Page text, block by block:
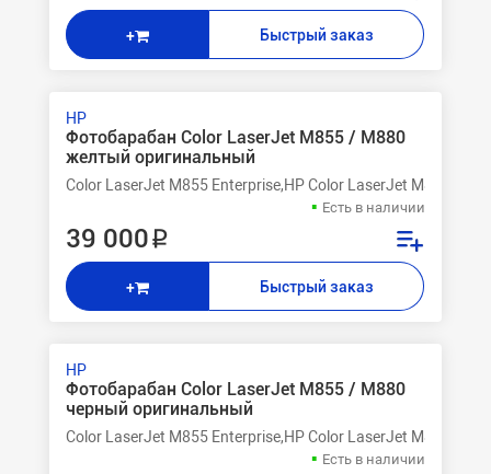
+ Быстрый заказ
HP
Фотобарабан Color LaserJet M855 / M880
желтый оригинальный
Color LaserJet M855 Enterprise,HP Color LaserJet M855dn
Есть в наличии
39 000 ₽
+ Быстрый заказ
HP
Фотобарабан Color LaserJet M855 / M880
черный оригинальный
Color LaserJet M855 Enterprise,HP Color LaserJet M855dn
Есть в наличии